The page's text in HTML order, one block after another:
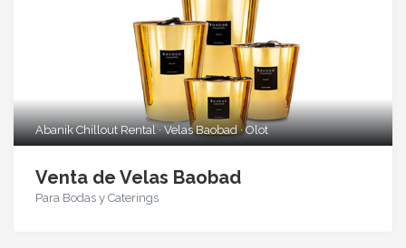
Abanik Chillout Rental · Velas Baobad · Olot
Venta de Velas Baobad
Para Bodas y Caterings